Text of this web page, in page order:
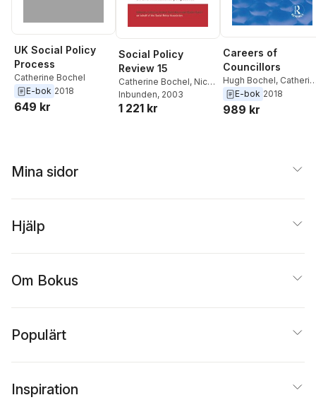
UK Social Policy
Process
Catherine Bochel
E-bok 2018
649 kr
Social Policy
Review 15
Catherine Bochel, Nick
Ellison,Martin Powell
Inbunden, 2003
1 221 kr
Careers of
Councillors
Hugh Bochel,
Bochel
E-bok 2018
989 kr
Mina sidor
Hjälp
Om Bokus
Populärt
Inspiration